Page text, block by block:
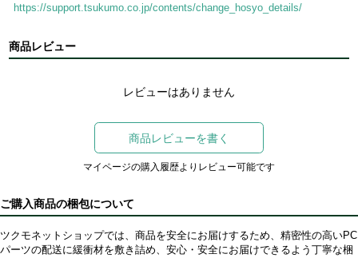
https://support.tsukumo.co.jp/contents/change_hosyo_details/
商品レビュー
レビューはありません
商品レビューを書く
マイページの購入履歴よりレビュー可能です
ご購入商品の梱包について
ツクモネットショップでは、商品を安全にお届けするため、精密性の高いPC
パーツの配送に緩衝材を敷き詰め、安心・安全にお届けできるよう丁寧な梱